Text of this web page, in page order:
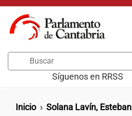
Pasar al contenido principal
Síguenos en RRSS
Ruta de navegación
Inicio Solana Lavín, Esteban